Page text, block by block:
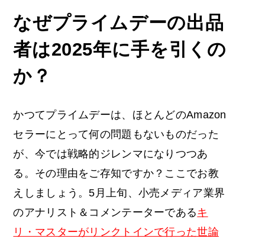
なぜプライムデーの出品
者は2025年に手を引くの
か？
かつてプライムデーは、ほとんどのAmazon
セラーにとって何の問題もないものだった
が、今では戦略的ジレンマになりつつあ
る。その理由をご存知ですか？ここでお教
えしましょう。5月上旬、小売メディア業界
のアナリスト＆コメンテーターであるキ
リ・マスターがリンクトインで行った世論